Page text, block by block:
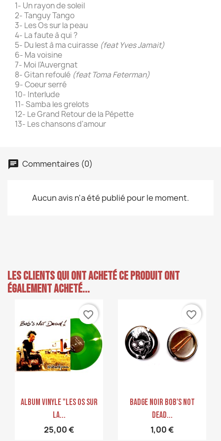
1- Un rayon de soleil
2- Tanguy Tango
3- Les Os sur la peau
4- La faute à qui ?
5- Du lest à ma cuirasse (feat Yves Jamait)
6- Ma voisine
7- Moi l'Auvergnat
8- Gitan refoulé (feat Toma Feterman)
9- Coeur serré
10- Interlude
11- Samba les grelots
12- Le Grand Retour de la Pépette
13- Les chansons d'amour
Commentaires (0)
Aucun avis n'a été publié pour le moment.
Les clients qui ont acheté ce produit ont
également acheté...
Aperçu rapide
Album Vinyle "Les Os Sur
La...
25,00 €
favorite_border
Aperçu rapide
Badge Noir Bob's Not
Dead...
1,00 €
favorite_border